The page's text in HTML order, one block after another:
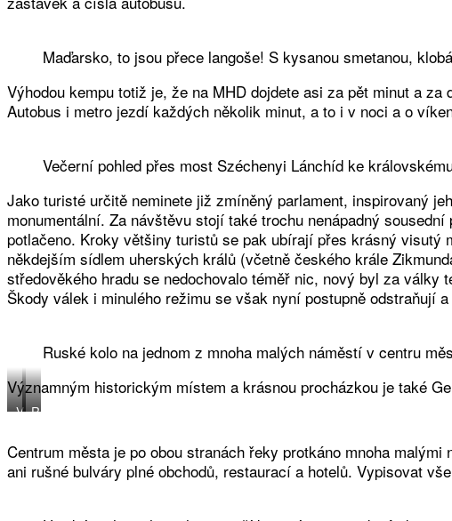
Maďarsko, to jsou přece langoše! S kysanou smetanou,
Výhodou kempu totiž je, že na MHD dojdete asi za pět minut a
Autobus i metro jezdí každých několik minut, a to i v noci a o
Večerní pohled přes most Széchenyi Lánchíd ke
Jako turisté určitě neminete již zmíněný parlament, inspirovaný
monumentální. Za návštěvu stojí také trochu nenápadný
potlačeno. Kroky většiny turistů se pak ubírají přes krásný
někdejším sídlem uherských králů (včetně českého krále
středověkého hradu se nedochovalo téměř nic, nový byl za
Škody válek i minulého režimu se však nyní postupně
Ruské kolo na jednom z mnoha malých náměstí v centru
Významným historickým místem a krásnou procházkou je také
V
á
r
R
n
é
Centrum města je po obou stranách řeky protkáno mnoha
ani rušné bulváry plné obchodů, restaurací a hotelů. Vypisovat